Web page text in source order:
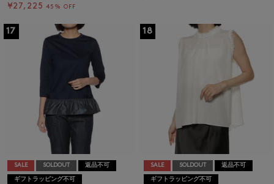
¥27,225 45% OFF
17
SALE SOLDOUT 返品不可
ギフトラッピング不可
18
SALE SOLDOUT 返品不可
ギフトラッピング不可